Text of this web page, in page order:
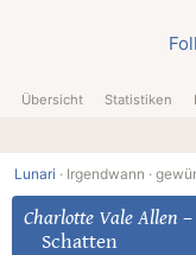
Übersicht Statistiken
Lunari · Irgendwann ·
Charlotte Vale Allen –
Schatten